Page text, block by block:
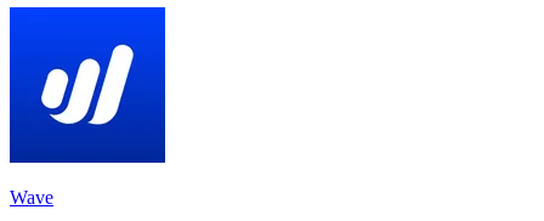
Wave